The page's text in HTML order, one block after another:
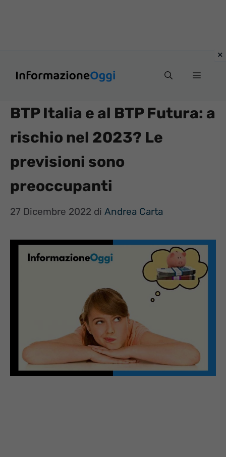
Menu
BTP Italia e al BTP Futura: a
rischio nel 2023? Le
previsioni sono
preoccupanti
27 Dicembre 2022 di Andrea Carta